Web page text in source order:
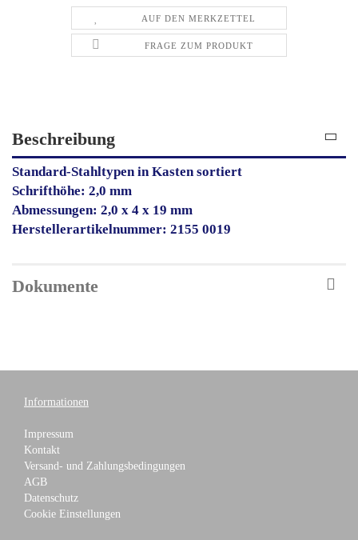
AUF DEN MERKZETTEL
FRAGE ZUM PRODUKT
Beschreibung
Standard-Stahltypen in Kasten sortiert
Schrifthöhe: 2,0 mm
Abmessungen: 2,0 x 4 x 19 mm
Herstellerartikelnummer: 2155 0019
Dokumente
Informationen
Impressum
Kontakt
Versand- und Zahlungsbedingungen
AGB
Datenschutz
Cookie Einstellungen